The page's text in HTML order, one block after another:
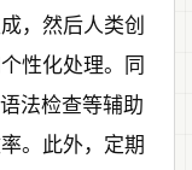
，然后人类创
性化处理。同
法检查等辅助
。此外，定期